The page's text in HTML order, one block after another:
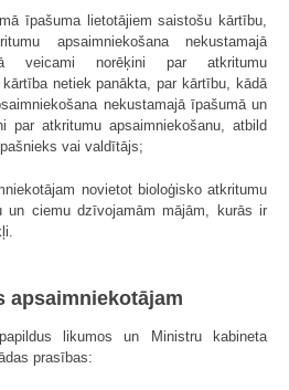
īpašuma lietotājiem saistošu kārtību,
apsaimniekošana nekustamajā
veicami norēķini par atkritumu
netiek panākta, par kārtību, kādā
nekustamajā īpašumā un
par atkritumu apsaimniekošanu, atbild
vai valdītājs;
novietot bioloģisko atkritumu
un ciemu dzīvojamām mājām, kurās ir
apsaimniekotājam
likumos un Ministru kabineta
prasības: